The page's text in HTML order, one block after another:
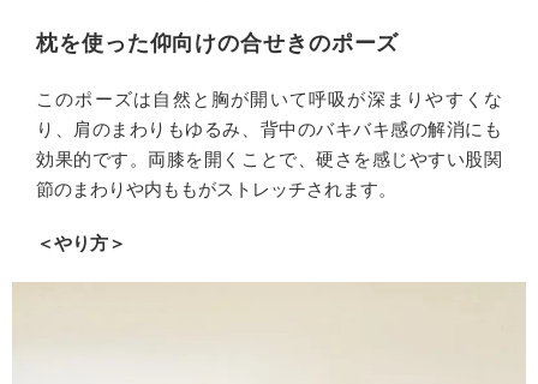
枕を使った仰向けの合せきのポーズ
このポーズは自然と胸が開いて呼吸が深まりやすくな
り、肩のまわりもゆるみ、背中のバキバキ感の解消にも
効果的です。両膝を開くことで、硬さを感じやすい股関
節のまわりや内ももがストレッチされます。
＜やり方＞